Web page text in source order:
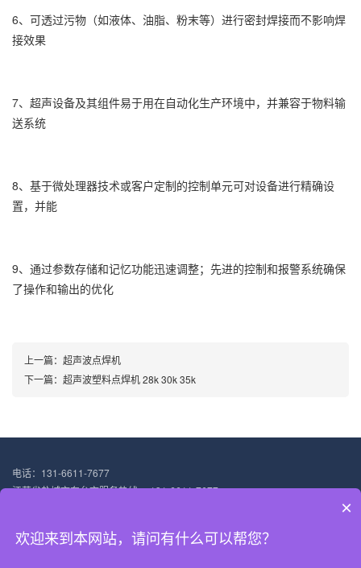
6、可透过污物（如液体、油脂、粉末等）进行密封焊接而不影响焊
接效果
7、超声设备及其组件易于用在自动化生产环境中，并兼容于物料输
送系统
8、基于微处理器技术或客户定制的控制单元可对设备进行精确设
置，并能
9、通过参数存储和记忆功能迅速调整；先进的控制和报警系统确保
了操作和输出的优化
上一篇： 超声波点焊机
下一篇： 超声波塑料点焊机 28k 30k 35k
电话：131-6611-7677
江苏省盐城市东台市服务热线： 131-6611-7677
稷械超声波科技（上海）有限公司主营：超声波塑料焊接机 塑料超声波焊接机
×
欢迎来到本网站，请问有什么可以帮您？